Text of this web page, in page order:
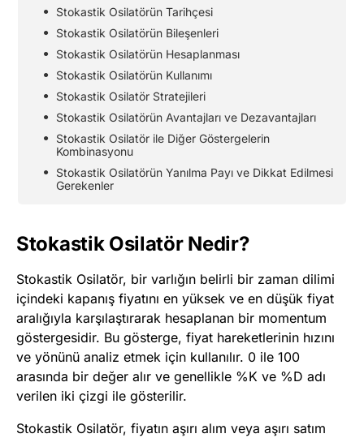
Stokastik Osilatörün Tarihçesi
Stokastik Osilatörün Bileşenleri
Stokastik Osilatörün Hesaplanması
Stokastik Osilatörün Kullanımı
Stokastik Osilatör Stratejileri
Stokastik Osilatörün Avantajları ve Dezavantajları
Stokastik Osilatör ile Diğer Göstergelerin
Kombinasyonu
Stokastik Osilatörün Yanılma Payı ve Dikkat Edilmesi
Gerekenler
Stokastik Osilatör Nedir?
Stokastik Osilatör, bir varlığın belirli bir zaman dilimi
içindeki kapanış fiyatını en yüksek ve en düşük fiyat
aralığıyla karşılaştırarak hesaplanan bir momentum
göstergesidir. Bu gösterge, fiyat hareketlerinin hızını
ve yönünü analiz etmek için kullanılır. 0 ile 100
arasında bir değer alır ve genellikle %K ve %D adı
verilen iki çizgi ile gösterilir.
Stokastik Osilatör, fiyatın aşırı alım veya aşırı satım